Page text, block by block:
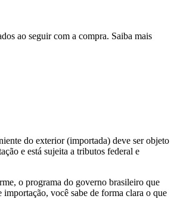
ao seguir com a compra. Saiba mais
do exterior (importada) deve ser objeto
e está sujeita a tributos federal e
o programa do governo brasileiro que
você sabe de forma clara o que